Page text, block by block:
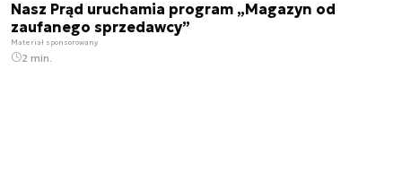
Nasz Prąd uruchamia program „Magazyn od
zaufanego sprzedawcy”
Materiał sponsorowany
2 min.